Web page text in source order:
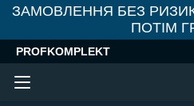
ЗАМОВЛЕННЯ БЕЗ
ПОТІМ
PROFKOMPLEKT